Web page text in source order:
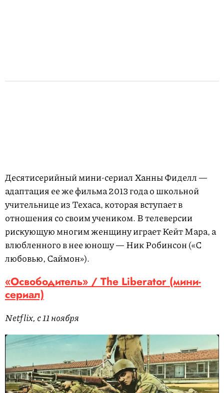
Десятисерийный мини-сериал Ханны Фиделл —
адаптация ее же фильма 2013 года о школьной
учительнице из Техаса, которая вступает в
отношения со своим учеником. В телеверсии
рискующую многим женщину играет Кейт Мара, а
влюбленного в нее юношу — Ник Робинсон («С
любовью, Саймон»).
«Освободитель» / The Liberator (мини-
сериал)
Netflix, с 11 ноября